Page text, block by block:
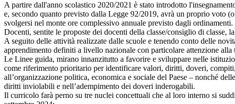
A partire dall'anno scolastico 2020/2021 è stato introdotto
e, secondo quanto previsto dalla Legge 92/2019, avrà un proprio voto
svolgersi nel monte ore complessivo annuale previsto dagli
Docenti, sentite le proposte dei docenti della classe/consiglio di classe,
A seguito delle attività realizzate dalle scuole e tenendo conto delle
apprendimento definiti a livello nazionale con particolare attenzione
Le Linee guida, mirano innanzitutto a favorire e sviluppare nelle
come riferimento prioritario per identificare valori, diritti, doveri,
all’organizzazione politica, economica e sociale del Paese – nonché
diritti inviolabili e nell’adempimento dei doveri inderogabili.
Il curricolo farà perno su tre nuclei concettuali che al loro interno si